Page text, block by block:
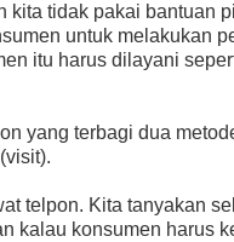
kita tidak pakai bantuan
untuk melakukan
itu harus dilayani
yang terbagi dua
telpon. Kita tanyakan
kalau konsumen harus